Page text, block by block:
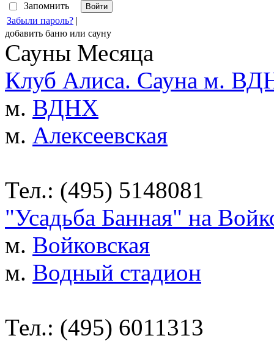
Запомнить
Забыли пароль? |
добавить баню или сауну
Сауны Месяца
Клуб Алиса. Сауна м.
м. ВДНХ
м. Алексеевская
Тел.: (495) 5148081
"Усадьба Банная" на
м. Войковская
м. Водный стадион
Тел.: (495) 6011313